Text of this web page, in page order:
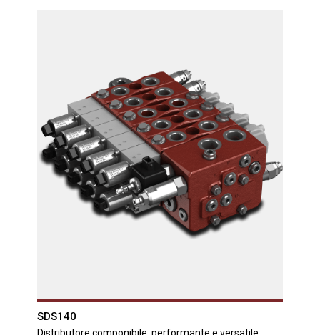
SDS140
Distributore componibile, performante e versatile